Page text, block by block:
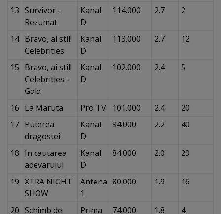
13 Survivor -
Rezumat
Kanal
D
114.000 2.7 2
14 Bravo, ai stil!
Celebrities
Kanal
D
113.000 2.7 12
15 Bravo, ai stil!
Celebrities -
Gala
Kanal
D
102.000 2.4 5
16 La Maruta Pro TV 101.000 2.4
20
17 Puterea
dragostei
Kanal
D
94.000 2.2 40
18 In cautarea
adevarului
Kanal
D
84.000 2.0 29
19 XTRA NIGHT
SHOW
Antena
1
80.000 1.9 16
20 Schimb de
Prima
74.000 1.8 4